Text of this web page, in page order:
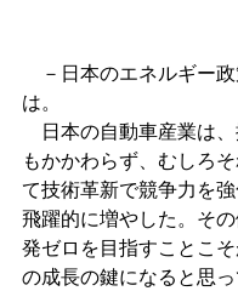
－日本のエネルギー
は。
日本の自動車産業は
もかかわらず、むしろ
て技術革新で競争力を
飛躍的に増やした。そ
発ゼロを目指すことこ
の成長の鍵になると思